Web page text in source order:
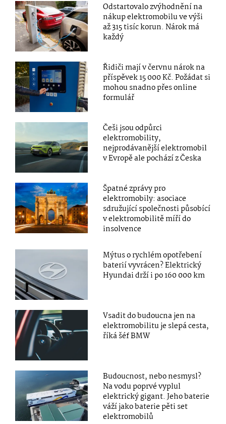
Odstartovalo zvýhodnění na
nákup elektromobilu ve výši
až 315 tisíc korun. Nárok má
každý
Řidiči mají v červnu nárok na
příspěvek 15 000 Kč. Požádat si
mohou snadno přes online
formulář
Češi jsou odpůrci
elektromobility,
nejprodávanější elektromobil
v Evropě ale pochází z Česka
Špatné zprávy pro
elektromobily: asociace
sdružující společnosti působící
v elektromobilitě míří do
insolvence
Mýtus o rychlém opotřebení
baterií vyvrácen? Elektrický
Hyundai drží i po 160 000 km
Vsadit do budoucna jen na
elektromobilitu je slepá cesta,
říká šéf BMW
Budoucnost, nebo nesmysl?
Na vodu poprvé vyplul
elektrický gigant. Jeho baterie
váží jako baterie pěti set
elektromobilů